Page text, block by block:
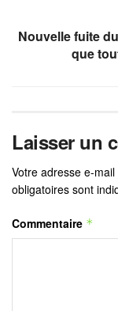
Nouvelle fuite
que
Laisser un
Votre adresse e-
obligatoires sont
Commentaire *